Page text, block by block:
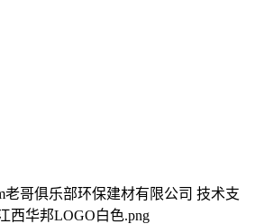
老哥俱乐部环保建材有限公司 技术支